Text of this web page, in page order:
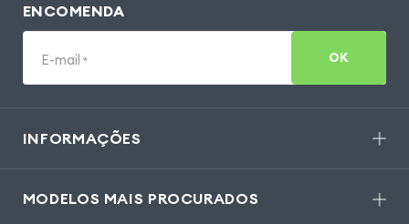
ENCOMENDA
E-mail * OK
INFORMAÇÕES
MODELOS MAIS PROCURADOS